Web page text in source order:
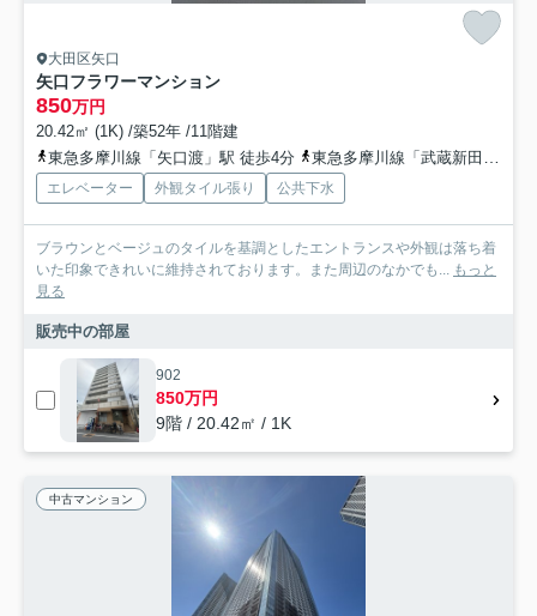
大田区矢口
矢口フラワーマンション
850万円
20.42㎡ (1K) /築52年 /11階建
東急多摩川線「矢口渡」駅 徒歩4分
東急多摩川線「武蔵新田」駅 徒歩11分
エレベーター 外観タイル張り 公共下水
ブラウンとベージュのタイルを基調としたエントランスや外観は落ち着
いた印象できれいに維持されております。また周辺のなかでも... もっと
見る
販売中の部屋
902
850万円
9階 / 20.42㎡ / 1K
中古マンション